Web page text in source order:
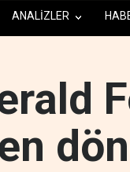
ANALİZLER